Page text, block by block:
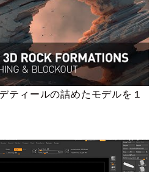
ティールの詰めたモデルを１